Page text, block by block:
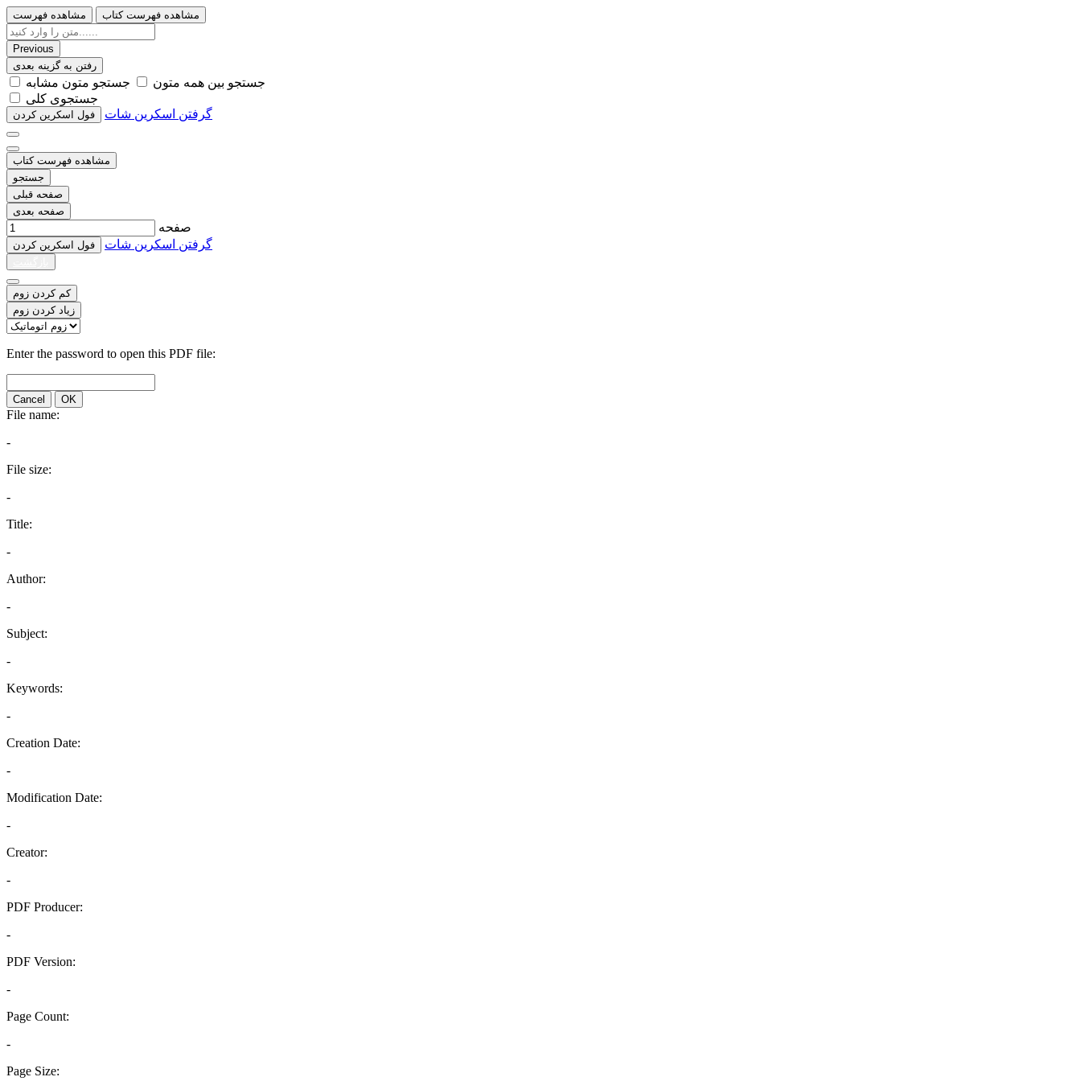
مشاهده فهرست مشاهده فهرست کتاب
Previous
رفتن به گزینه بعدی
ﺟﺴﺘﺠﻮ ﺑﯿﻦ ﻫﻤﻪ ﻣﺘﻮﻥ
ﺟﺴﺘﺠﻮ ﻣﺘﻮﻥ ﻣﺸﺎﺑﻪ
ﺟﺴﺘﺠﻮﯼ ﮐﻠﯽ
ﻓﻮﻝ اﺳﮑﺮﯾﻦ ﮐﺮﺩﻥ گرفتن اسکرین شات
مشاهده فهرست کتاب
جستجو
صفحه قبلی
صفحه بعدی
صفحه
ﻓﻮﻝ اﺳﮑﺮﯾﻦ ﮐﺮﺩﻥ گرفتن اسکرین شات
کم کردن زوم
زیاد کردن زوم
Enter the password to open this PDF file:
Cancel OK
File name:
-
File size:
-
Title:
-
Author:
-
Subject:
-
Keywords:
-
Creation Date:
-
Modification Date:
-
Creator:
-
PDF Producer:
-
PDF Version:
-
Page Count:
-
Page Size: